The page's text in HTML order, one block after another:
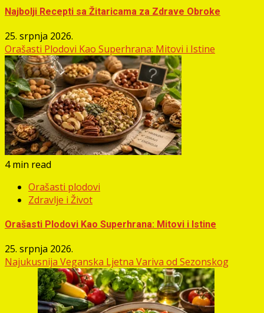
Najbolji Recepti sa Žitaricama za Zdrave Obroke
25. srpnja 2026.
Orašasti Plodovi Kao Superhrana: Mitovi i Istine
4 min read
Orašasti plodovi
Zdravlje i Život
Orašasti Plodovi Kao Superhrana: Mitovi i Istine
25. srpnja 2026.
Najukusnija Veganska Ljetna Variva od Sezonskog